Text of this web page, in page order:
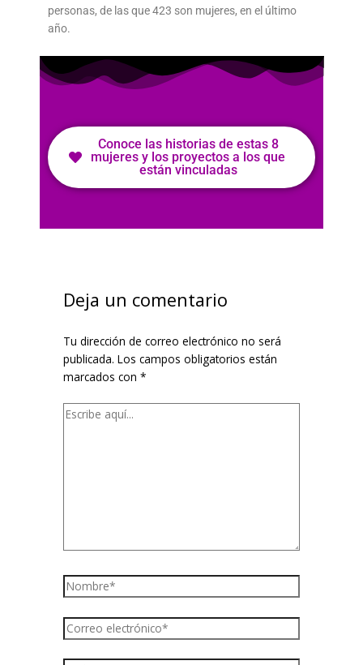
personas, de las que 423 son mujeres, en el último
año.
Conoce las historias de estas 8
mujeres y los proyectos a los que
están vinculadas
Deja un comentario
Tu dirección de correo electrónico no será
publicada. Los campos obligatorios están
marcados con*